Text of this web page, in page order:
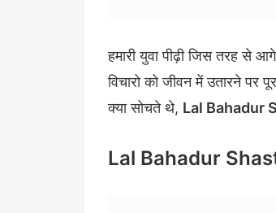
हमारी युवा पीढ़ी जिस तरह से
विचारो को जीवन में उतारने
क्या सोचते थे, Lal Bahadur
Lal Bahadur